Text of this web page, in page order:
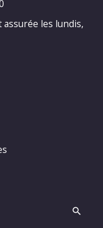
les lundis,